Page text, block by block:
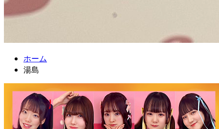
ホーム
湯島